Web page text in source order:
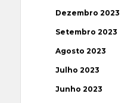
Dezembro 2023
Setembro 2023
Agosto 2023
Julho 2023
Junho 2023